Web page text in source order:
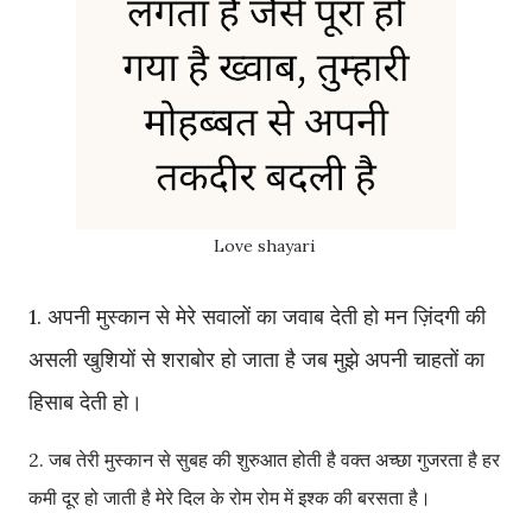
Love shayari
1. अपनी मुस्कान से मेरे सवालों का जवाब देती हो मन ज़िंदगी की
असली खुशियों से शराबोर हो जाता है जब मुझे अपनी चाहतों का
हिसाब देती हो।
2. जब तेरी मुस्कान से सुबह की शुरुआत होती है वक्त अच्छा गुजरता है हर
कमी दूर हो जाती है मेरे दिल के रोम रोम में इश्क की बरसता है।